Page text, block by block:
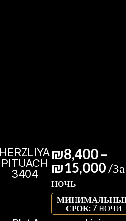
HERZLIYA
PITUACH
3404
₪8,400 –
₪15,000/За
ночь
СРОК:7 НОЧИ